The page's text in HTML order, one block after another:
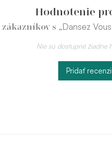
Hodnotenie
s „Dansez
Nie sú dostupné žiadne
Pridať